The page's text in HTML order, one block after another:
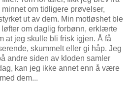
om tidligere prøvelser,
ut av dem. Min motløshet ble
om daglig forbønn, erklærte
at jeg skulle bli frisk igjen. Å få
skummelt eller gi håp. Jeg
andre siden av kloden samler
kan jeg ikke annet enn å være
dem...